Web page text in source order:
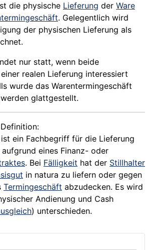
die physische Lieferung der Ware
. Gelegentlich wird
der physischen Lieferung als
nur statt, wenn beide
realen Lieferung interessiert
wurde das Warentermingeschäft
glattgestellt.
ist ein Fachbegriff für die Lieferung
eines Finanz- oder
. Bei Fälligkeit hat der Stillhalter
in natura zu liefern oder gegen
Termingeschäft abzudecken. Es wird
Andienung und Cash
) unterschieden.